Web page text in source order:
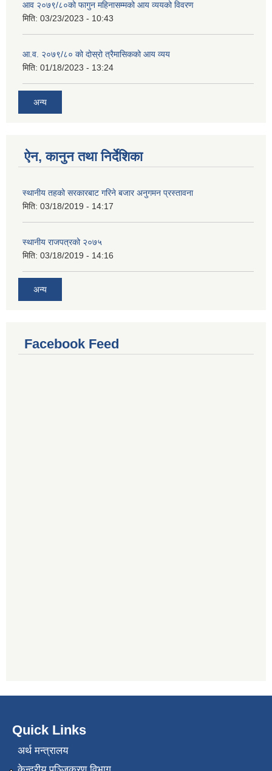
आव २०७९/८०को फागुन महिनासम्मको आय व्ययको विवरण
मिति: 03/23/2023 - 10:43
आ.व. २०७९/८० को दोस्रो त्रैमासिकको आय व्यय
मिति: 01/18/2023 - 13:24
अन्य
ऐन, कानुन तथा निर्देशिका
स्थानीय तहको सरकारबाट गरिने बजार अनुगमन प्रस्तावना
मिति: 03/18/2019 - 14:17
स्थानीय राजपत्रको २०७५
मिति: 03/18/2019 - 14:16
अन्य
Facebook Feed
Quick Links
अर्थ मन्त्रालय